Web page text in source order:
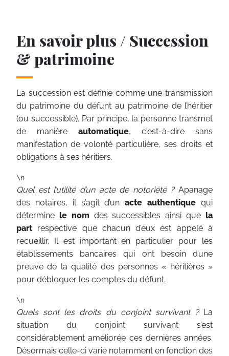
En savoir plus / Succession
& patrimoine
La succession est définie comme une transmission
du patrimoine du défunt au patrimoine de l’héritier
(ou successible). Par principe, la personne transmet
de manière automatique, c'est-à-dire sans
manifestation de volonté particulière, ses droits et
obligations à ses héritiers.
\n
Quel est l’utilité d’un acte de notoriété ? Apanage
des notaires, il s’agit d’unacte authentiquequi
détermine le nom des successibles ainsi quela
partrespective que chacun d’eux est appelé à
recueillir. Il est important en particulier pour les
établissements bancaires qui ont besoin d’une
preuve de la qualité des personnes « héritières »
pour débloquer les comptes du défunt.
\n
Quels sont les droits du conjoint survivant ?La
situation du conjoint survivant s’est
considérablement améliorée ces dernières années.
Désormais celle-ci varie notamment en fonction des